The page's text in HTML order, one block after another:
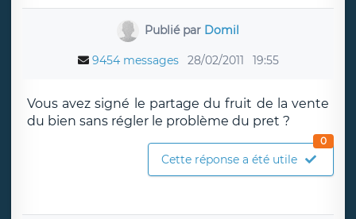
Publié par Domil
9454 messages 28/02/2011 19:55
Vous avez signé le partage du fruit de la vente
du bien sans régler le problème du pret ?
Cette réponse a été utile
0